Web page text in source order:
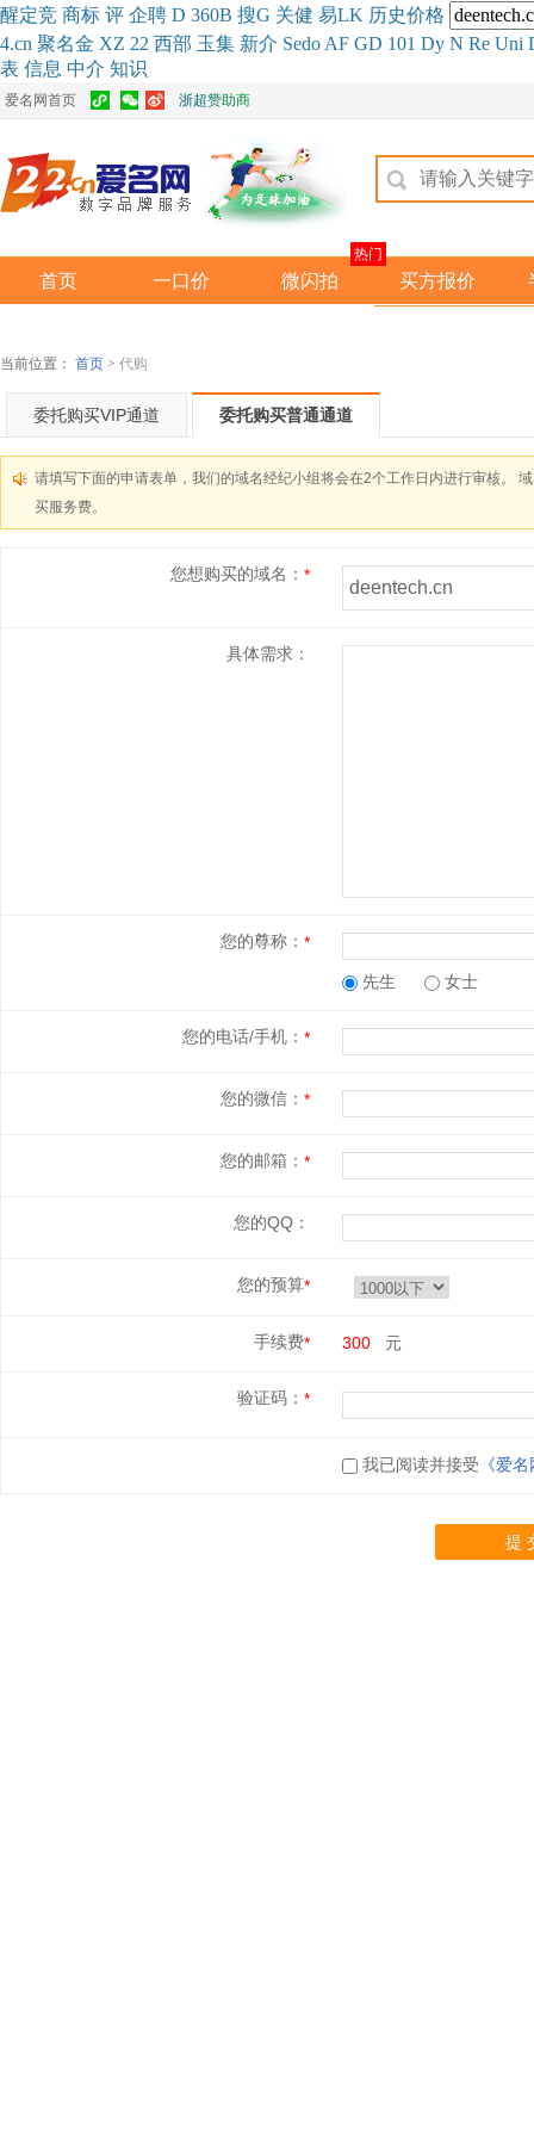
醒定竞 商标 评 企聘 D 360B 搜G 关健 易LK 历史价格
4.cn 聚名金 XZ 22 西部 玉集 新介 Sedo AF GD 101 Dy N Re Uni
表 信息 中介 知识